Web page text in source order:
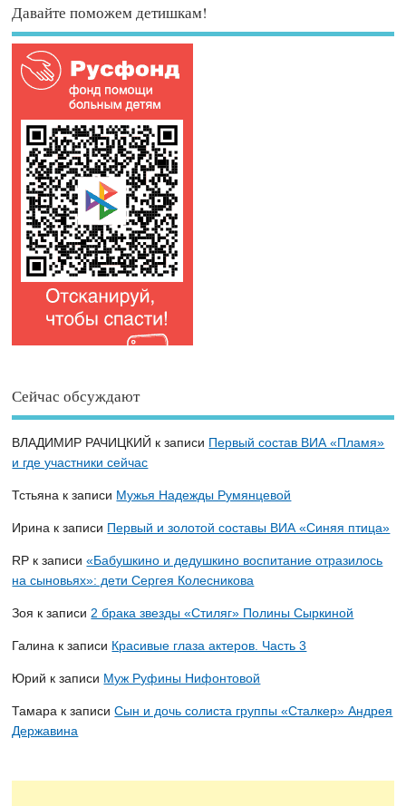
Давайте поможем детишкам!
Сейчас обсуждают
ВЛАДИМИР РАЧИЦКИЙ к записи Первый состав ВИА «Пламя»
и где участники сейчас
Тстьяна к записи Мужья Надежды Румянцевой
Ирина к записи Первый и золотой составы ВИА «Синяя птица»
RP к записи«Бабушкино и дедушкино воспитание отразилось
на сыновьях»: дети Сергея Колесникова
Зоя к записи2 брака звезды «Стиляг» Полины Сыркиной
Галина к записи Красивые глаза актеров. Часть 3
Юрий к записи Муж Руфины Нифонтовой
Тамара к записиСын и дочь солиста группы «Сталкер» Андрея
Державина